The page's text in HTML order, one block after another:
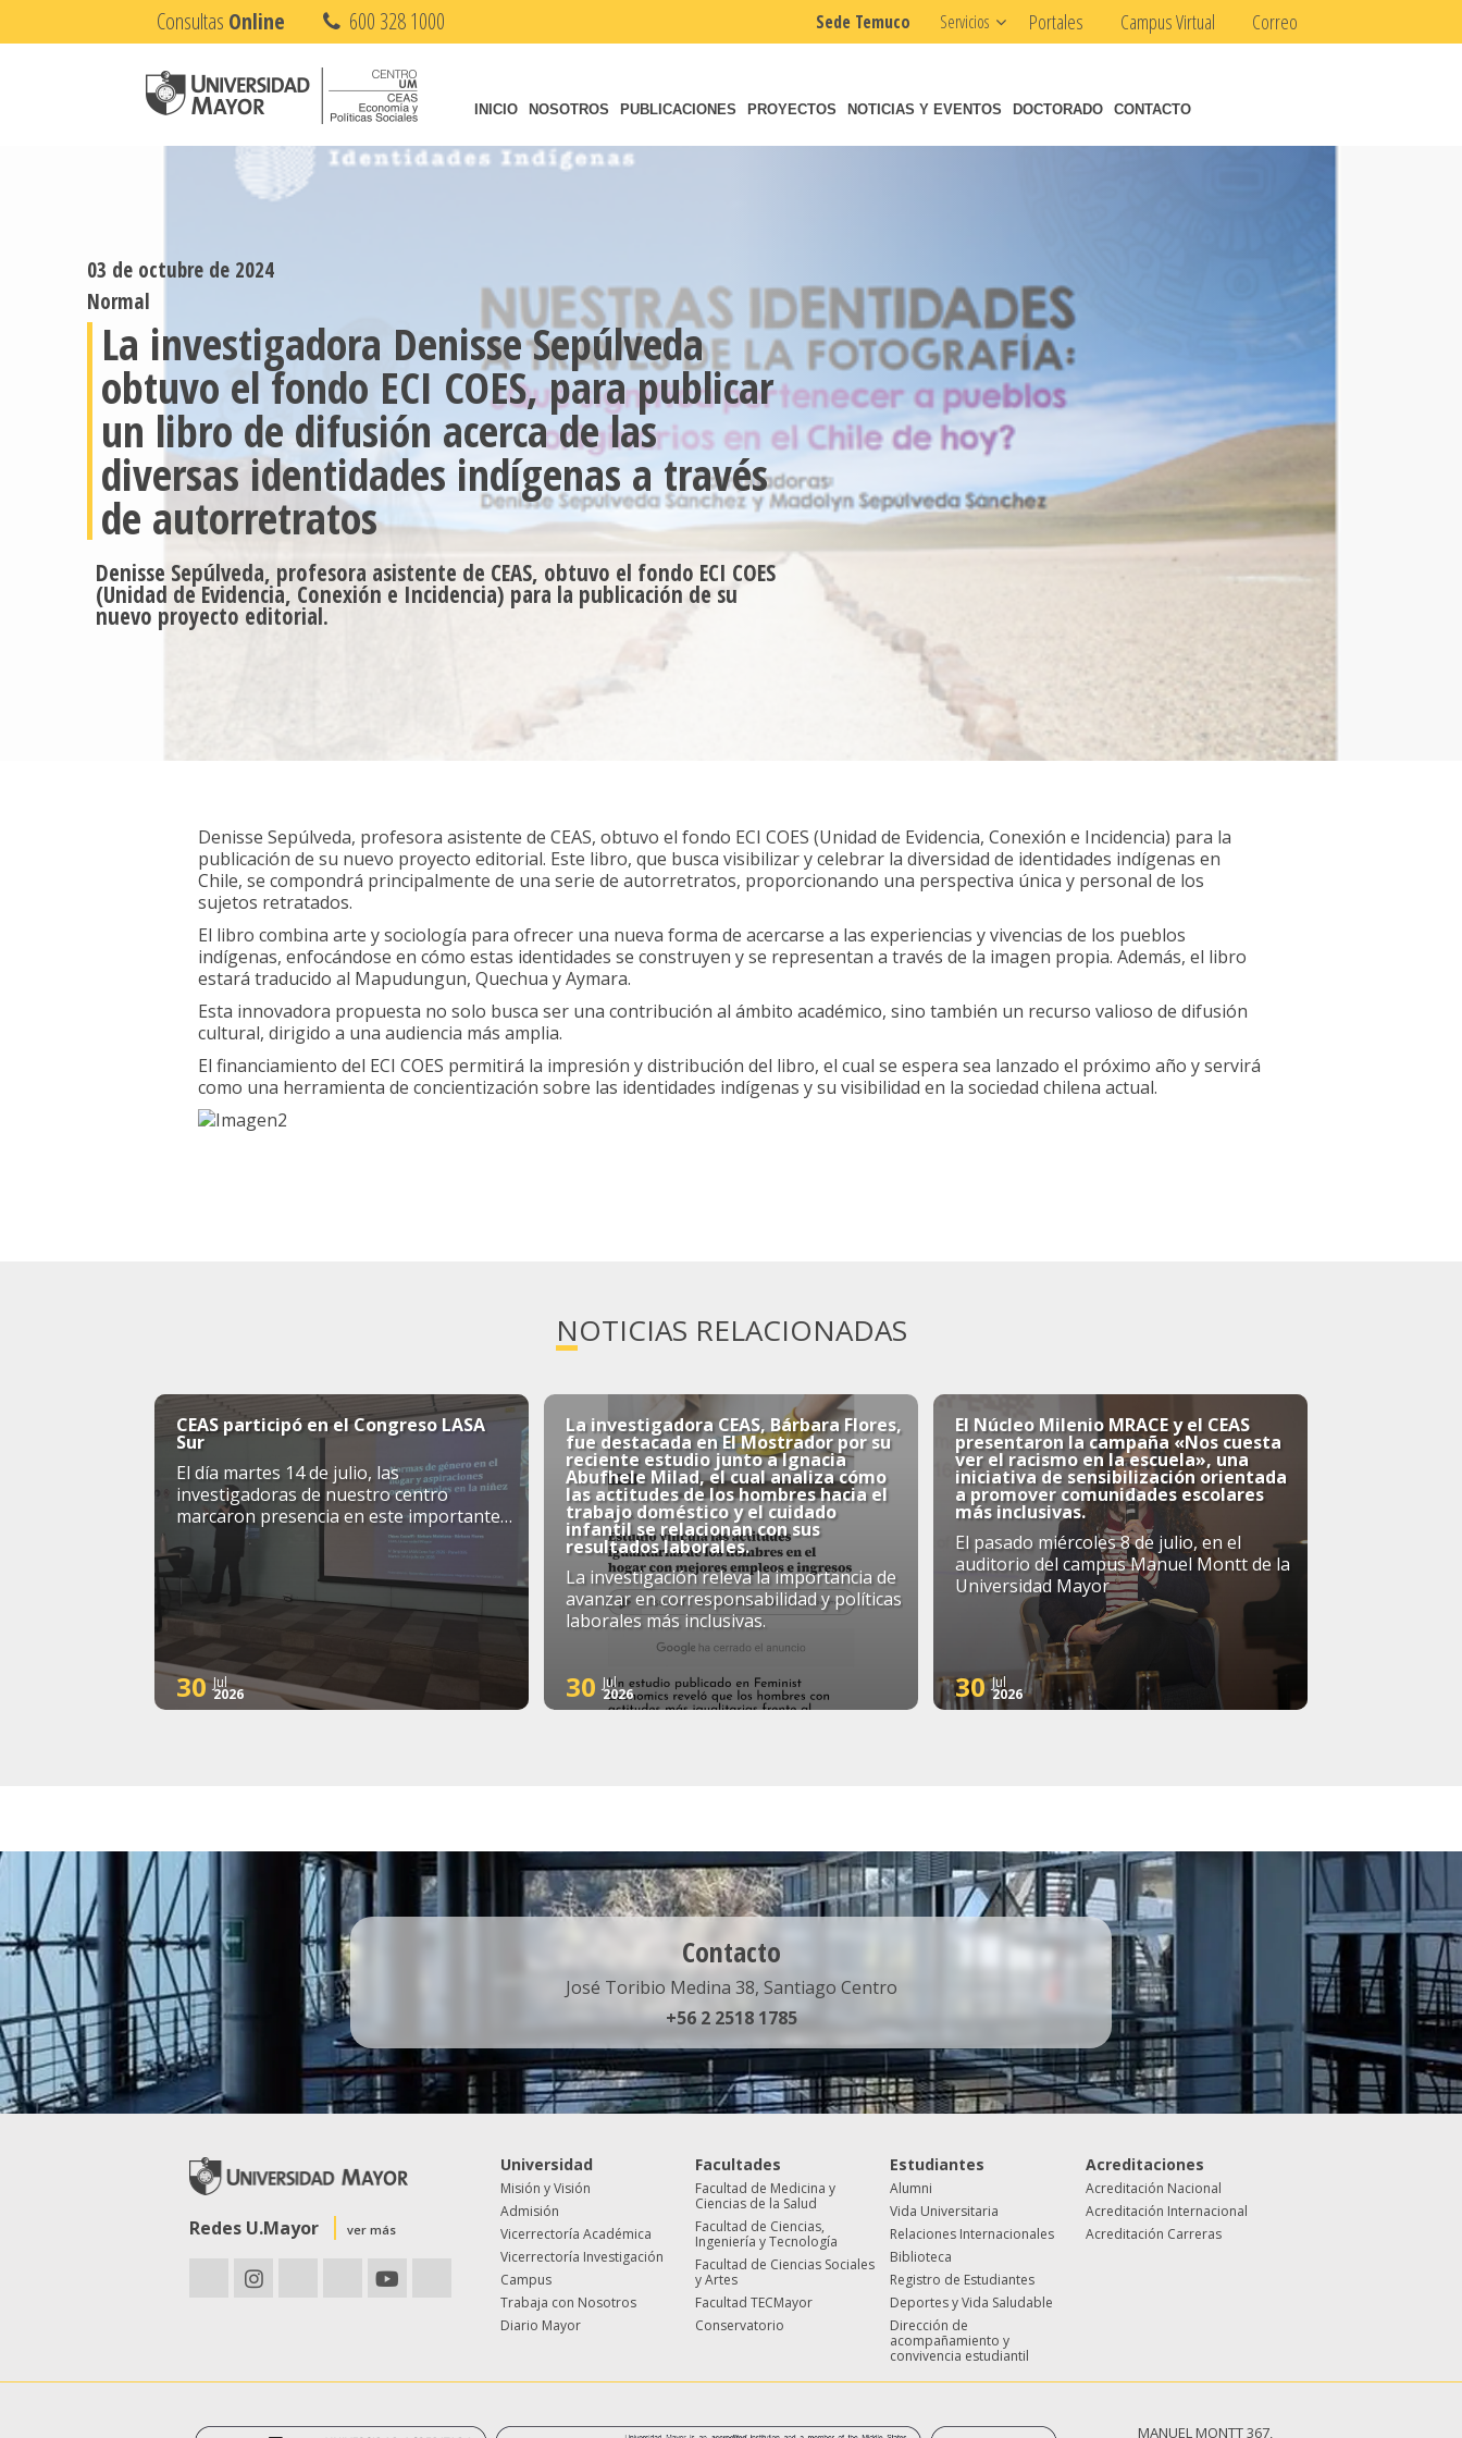
Consultas Online 600 328 1000 Sede Temuco Servicios Portales Campus Virtual Correo
INICIO NOSOTROS PUBLICACIONES PROYECTOS NOTICIAS Y EVENTOS DOCTORADO CONTACTO
03 de octubre de 2024
Normal
La investigadora Denisse Sepúlveda
obtuvo el fondo ECI COES, para publicar
un libro de difusión acerca de las
diversas identidades indígenas a través
de autorretratos
Denisse Sepúlveda, profesora asistente de CEAS, obtuvo el fondo ECI COES
(Unidad de Evidencia, Conexión e Incidencia) para la publicación de su
nuevo proyecto editorial.
Denisse Sepúlveda, profesora asistente de CEAS, obtuvo el fondo ECI COES (Unidad de Evidencia, Conexión e Incidencia) para la
publicación de su nuevo proyecto editorial. Este libro, que busca visibilizar y celebrar la diversidad de identidades indígenas en
Chile, se compondrá principalmente de una serie de autorretratos, proporcionando una perspectiva única y personal de los
sujetos retratados.
El libro combina arte y sociología para ofrecer una nueva forma de acercarse a las experiencias y vivencias de los pueblos
indígenas, enfocándose en cómo estas identidades se construyen y se representan a través de la imagen propia. Además, el libro
estará traducido al Mapudungun, Quechua y Aymara.
Esta innovadora propuesta no solo busca ser una contribución al ámbito académico, sino también un recurso valioso de difusión
cultural, dirigido a una audiencia más amplia.
El financiamiento del ECI COES permitirá la impresión y distribución del libro, el cual se espera sea lanzado el próximo año y servirá
como una herramienta de concientización sobre las identidades indígenas y su visibilidad en la sociedad chilena actual.
NOTICIAS RELACIONADAS
CEAS participó en el Congreso LASA
Sur
El día martes 14 de julio, las
investigadoras de nuestro centro
marcaron presencia en este importante
simposio internacional
30 Jul
2026
La investigadora CEAS, Bárbara Flores,
fue destacada en El Mostrador por su
reciente estudio junto a Ignacia
Abufhele Milad, el cual analiza cómo
las actitudes de los hombres hacia el
trabajo doméstico y el cuidado
infantil se relacionan con sus
resultados laborales.
La investigación releva la importancia de
avanzar en corresponsabilidad y políticas
laborales más inclusivas.
30 Jul
2026
El Núcleo Milenio MRACE y el CEAS
presentaron la campaña «Nos cuesta
ver el racismo en la escuela», una
iniciativa de sensibilización orientada
a promover comunidades escolares
más inclusivas.
El pasado miércoles 8 de julio, en el
auditorio del campus Manuel Montt de la
Universidad Mayor
30 Jul
2026
Contacto
José Toribio Medina 38, Santiago Centro
+56 2 2518 1785
Redes U.Mayor ver más
Universidad
Misión y Visión
Admisión
Vicerrectoría Académica
Vicerrectoría Investigación
Campus
Trabaja con Nosotros
Diario Mayor
Facultades
Facultad de Medicina y
Ciencias de la Salud
Facultad de Ciencias,
Ingeniería y Tecnología
Facultad de Ciencias Sociales
y Artes
Facultad TECMayor
Conservatorio
Estudiantes
Alumni
Vida Universitaria
Relaciones Internacionales
Biblioteca
Registro de Estudiantes
Deportes y Vida Saludable
Dirección de
acompañamiento y
convivencia estudiantil
Acreditaciones
Acreditación Nacional
Acreditación Internacional
Acreditación Carreras
MANUEL MONTT 367,